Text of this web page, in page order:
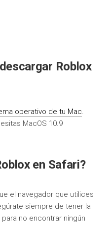
Roblox
operativo de tu Mac.
MacOS 10.9
en Safari?
el navegador que utilices
siempre de tener la
no encontrar ningún